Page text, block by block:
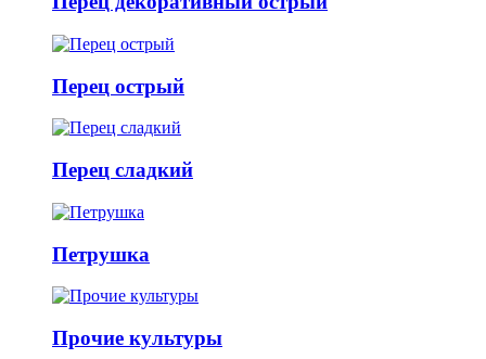
Перец острый
Перец сладкий
Петрушка
Прочие культуры